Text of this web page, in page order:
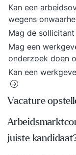
Kan een
wegens
Mag de
Mag een
onderzoek doen
Kan een
Vacature
juiste